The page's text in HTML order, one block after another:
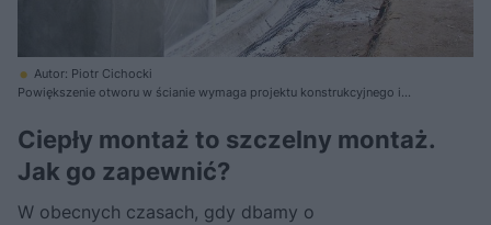
Autor: Piotr Cichocki
Powiększenie otworu w ścianie wymaga projektu konstrukcyjnego i
Ciepły montaż to szczelny montaż.
Jak go zapewnić?
W obecnych czasach, gdy dbamy o